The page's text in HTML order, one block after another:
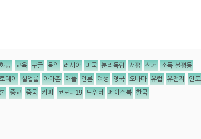
당 교육 구글 독일 러시아 미국 분리독립 서평 선거 소득 불평등
데이 실업률 아마존 애플 언론 여성 영국 오바마 유럽 유전자 인도
종교 중국 커피 코로나19 트위터 페이스북 한국